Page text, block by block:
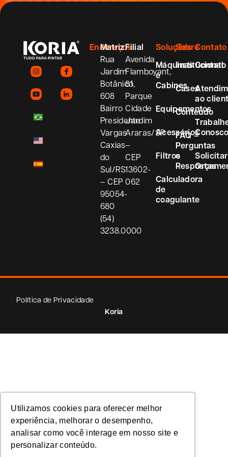
Utilizamos cookies para oferecer melhor
experiência, melhorar o desempenho,
analisar como você interage em nosso site e
personalizar conteúdo.
Endereços
Matriz
Rua
Jardim
Botânico,
608
Bairro
Presidente
Vargas
Caxias
do
Sul/RS
– CEP
95054-
680
(54)
3238.0000
Filial
Avenida
Flamboyant,
81
Parque
Cidade
Jardim
Araras/SP
–
CEP
13602-
062
Soluções
Máquinas
e
Cabines
Equipamentos
Acessórios
Filtros
Calculadora
de
coagulante
Sobre
Institucional
Cases
Conteúdo
FAQ –
Perguntas
e
Respostas
Contato
Contato
ao
Solicitar
Política de Privacidade
Koria